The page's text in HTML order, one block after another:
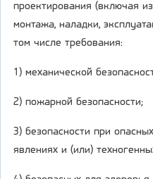
проектирования (включая
монтажа, наладки,
том числе требования:
1) механической
2) пожарной безопасности;
3) безопасности при
явлениях и (или)